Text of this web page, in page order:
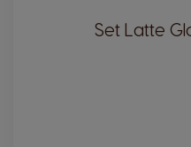
Set Latte